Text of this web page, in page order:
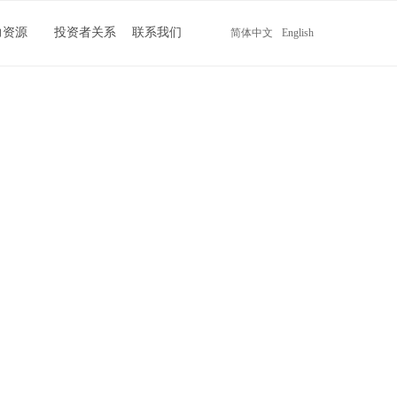
源 投资者关系 联系我们 简体中文 English